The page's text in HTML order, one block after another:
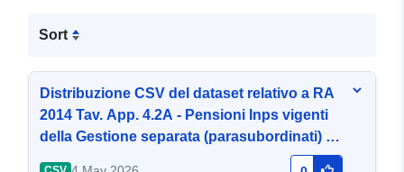
Sort
Distribuzione CSV del dataset relativo a RA
2014 Tav. App. 4.2A - Pensioni Inps vigenti
della Gestione separata (parasubordinati) al